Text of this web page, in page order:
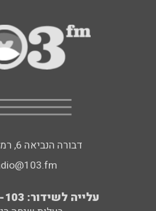
דבורה הנביאה 6, רמת השרון
עלייה לשידור: 0552-103-103